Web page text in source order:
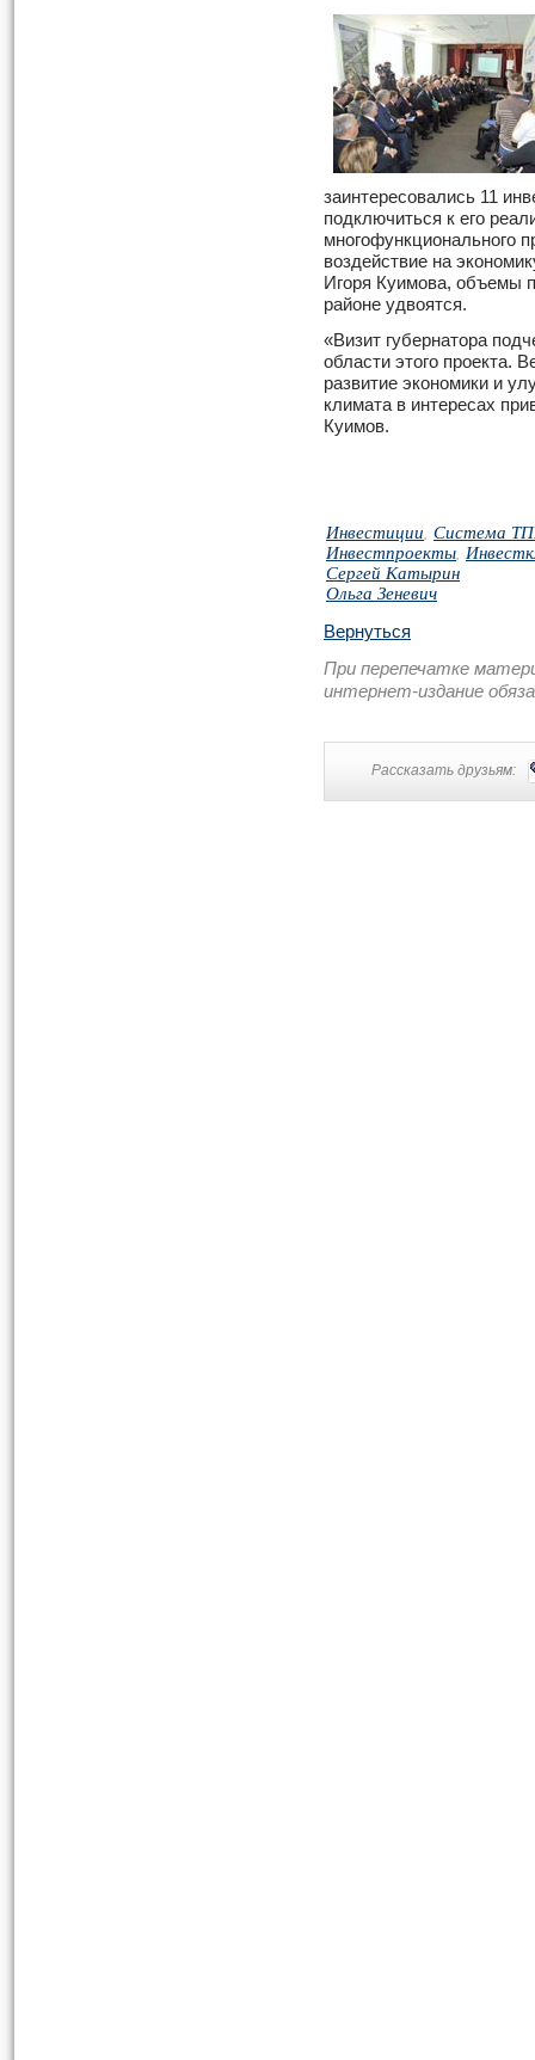
заинтересовались 11
подключиться к его
многофункционального
воздействие на
Игоря Куимова, объемы
районе удвоятся.
«Визит губернатора
области этого проекта.
развитие экономики и
климата в интересах
Куимов.
Инвестиции, Система
Инвестпроекты,
Сергей Катырин
Ольга Зеневич
Вернуться
При перепечатке
интернет-издание
Рассказать друзьям: